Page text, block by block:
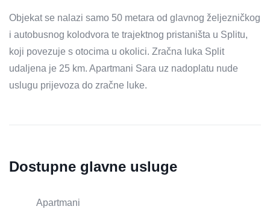
Objekat se nalazi samo 50 metara od glavnog željezničkog
i autobusnog kolodvora te trajektnog pristaništa u Splitu,
koji povezuje s otocima u okolici. Zračna luka Split
udaljena je 25 km. Apartmani Sara uz nadoplatu nude
uslugu prijevoza do zračne luke.
Dostupne glavne usluge
Apartmani